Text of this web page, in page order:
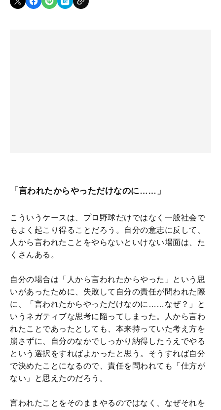
「言われたからやっただけなのに……」
こういうケースは、プロ野球だけではなく一般社会で
もよく起こり得ることだろう。自分の意志に反して、
人から言われたことをやらないといけない場面は、た
くさんある。
自分の場合は「人から言われたからやった」という思
いがあったために、失敗して自分の責任が問われた際
に、「言われたからやっただけなのに……なぜ？」と
いうネガティブな思考に陥ってしまった。人から言わ
れたことであったとしても、本来持っていた考え方を
崩さずに、自分のなかでしっかり納得したうえでやる
という選択をすればよかったと思う。そうすれば自分
で決めたことになるので、責任を問われても「仕方が
ない」と思えたのだろう。
言われたことをそのままやるのではなく、なぜそれを